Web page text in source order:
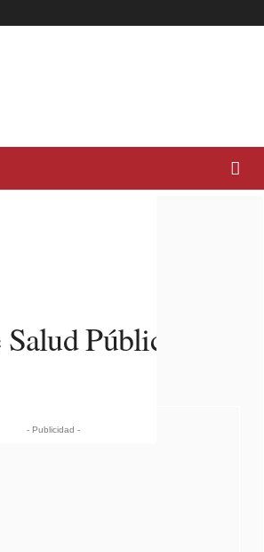
Pública
- Publicidad -